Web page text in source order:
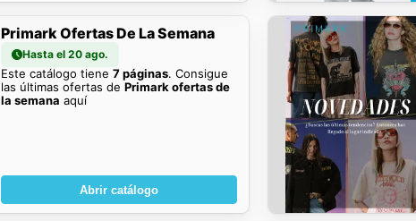
Primark Ofertas De La Semana
Hasta el 20 ago.
Este catálogo tiene 7 páginas. Consigue
las últimas ofertas de Primark ofertas de
la semana aquí
Abrir catálogo